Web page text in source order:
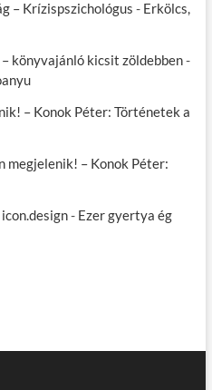
– Krízispszichológus - Erkölcs,
könyvajánló kicsit zöldebben-
– Konok Péter: Történetek a
megjelenik! – Konok Péter:
- Ezer gyertya ég